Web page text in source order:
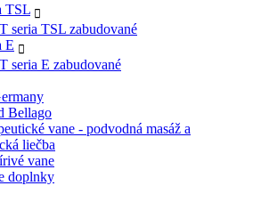
TSL
seria TSL zabudované
E
seria E zabudované
Bellago
vane - podvodná masáž a
liečba
vane
doplnky